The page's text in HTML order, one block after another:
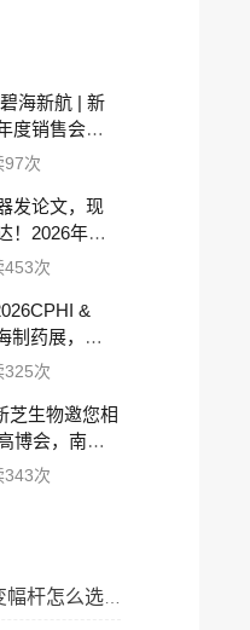
海新航 | 新
度销售会议
97次
发论文，现
！2026年度
公布
453次
&
制药展，新
！
325次
芝生物邀您相
博会，南昌
343次
指南教你精准匹配！